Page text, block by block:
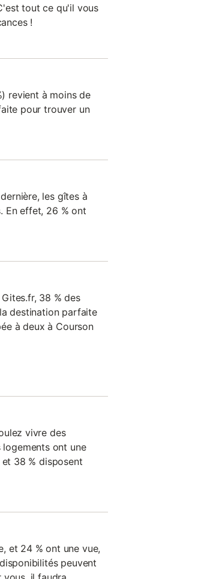
tout ce qu'il vous
!
revient à moins de
pour trouver un
les gîtes à
En effet, 26 % ont
38 % des
destination parfaite
à deux à Courson
vivre des
logements ont une
38 % disposent
et 24 % ont une vue,
peuvent